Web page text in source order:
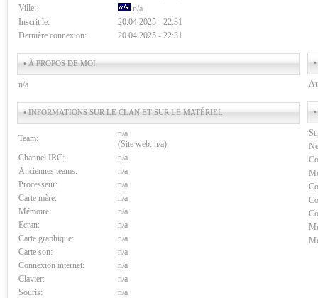
Ville:
n/a
Inscrit le:
20.04.2025 - 22:31
Dernière connexion:
20.04.2025 - 22:31
• À PROPOS DE MOI
n/a
• INFORMATIONS SUR LE CLAN ET SUR LE MATÉRIEL
Team:
n/a
(Site web: n/a)
Channel IRC:
n/a
Anciennes teams:
n/a
Processeur:
n/a
Carte mère:
n/a
Mémoire:
n/a
Ecran:
n/a
Carte graphique:
n/a
Carte son:
n/a
Connexion internet:
n/a
Clavier:
n/a
Souris:
n/a
•
•